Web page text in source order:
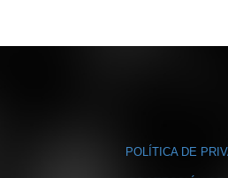
POLÍTICA DE